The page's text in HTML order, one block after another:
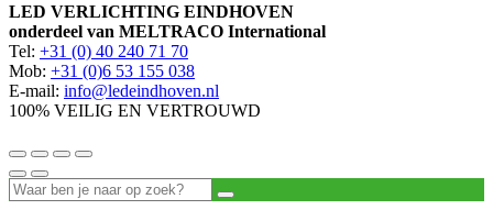
LED VERLICHTING EINDHOVEN
onderdeel van MELTRACO International
Tel: +31 (0) 40 240 71 70
Mob: +31 (0)6 53 155 038
E-mail: info@ledeindhoven.nl
100% VEILIG EN VERTROUWD